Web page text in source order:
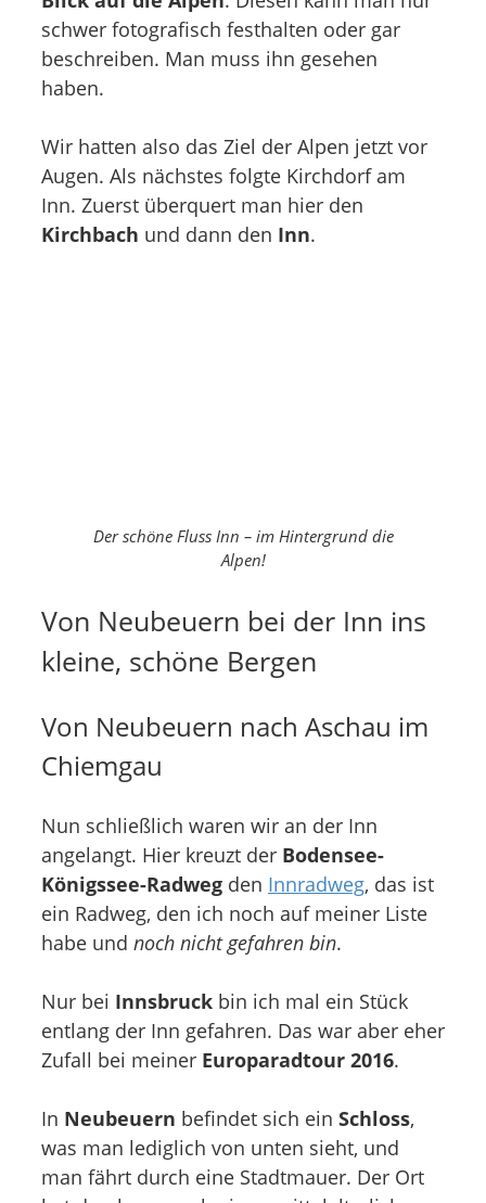
schwer fotografisch festhalten oder gar
beschreiben. Man muss ihn gesehen
haben.
Wir hatten also das Ziel der Alpen jetzt vor
Augen. Als nächstes folgte Kirchdorf am
Inn. Zuerst überquert man hier den
Kirchbach und dann den Inn.
Der schöne Fluss Inn – im Hintergrund die
Alpen!
Von Neubeuern bei der Inn ins
kleine, schöne Bergen
Von Neubeuern nach Aschau im
Chiemgau
Nun schließlich waren wir an der Inn
angelangt. Hier kreuzt der Bodensee-
Königssee-Radweg den Innradweg, das ist
ein Radweg, den ich noch auf meiner Liste
habe und noch nicht gefahren bin.
Nur bei Innsbruck bin ich mal ein Stück
entlang der Inn gefahren. Das war aber eher
Zufall bei meiner Europaradtour 2016.
In Neubeuern befindet sich ein Schloss,
was man lediglich von unten sieht, und
man fährt durch eine Stadtmauer. Der Ort